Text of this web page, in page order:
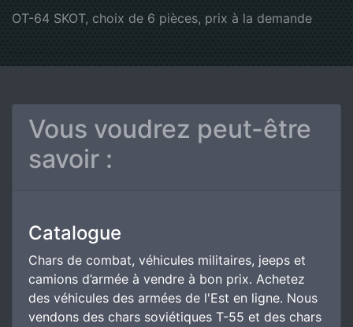
OT-64 SKOT, choix de 6 pièces, prix à la demande
Vous voudrez peut-être
savoir :
Catalogue
Chars de combat, véhicules militaires, jeeps et
camions d’armée à vendre à bon prix. Achetez
des véhicules des armées de l'Est en ligne. Nous
vendons des chars soviétiques T-55 et des chars